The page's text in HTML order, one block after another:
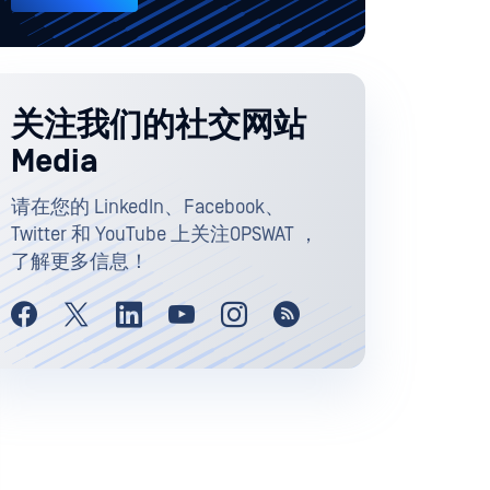
关注我们的社交网站
Media
请在您的 LinkedIn、Facebook、
Twitter 和 YouTube 上关注OPSWAT ，
了解更多信息！